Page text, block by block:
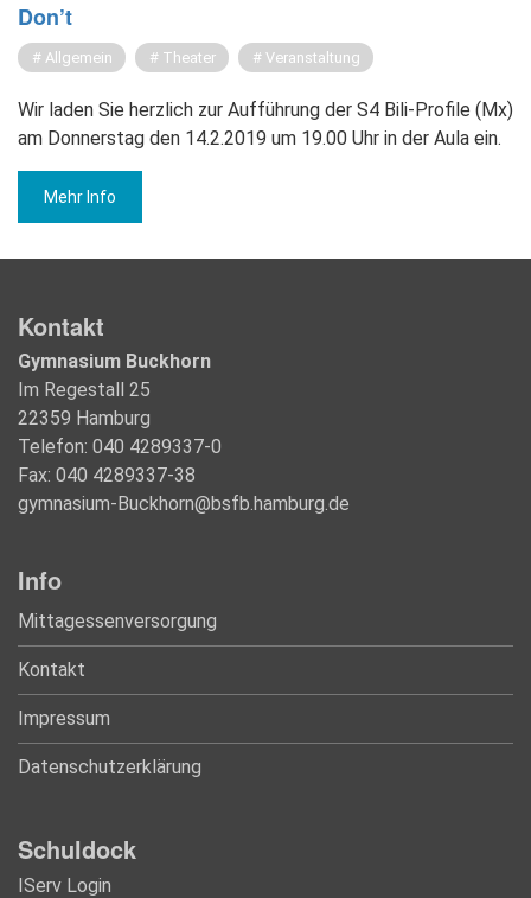
Don’t
Allgemein Theater Veranstaltung
Wir laden Sie herzlich zur Aufführung der S4 Bili-Profile (Mx)
am Donnerstag den 14.2.2019 um 19.00 Uhr in der Aula ein.
Mehr Info
Kontakt
Gymnasium Buckhorn
Im Regestall 25
22359 Hamburg
Telefon: 040 4289337-0
Fax: 040 4289337-38
gymnasium-Buckhorn@bsfb.hamburg.de
Info
Mittagessenversorgung
Kontakt
Impressum
Datenschutzerklärung
Schuldock
IServ Login